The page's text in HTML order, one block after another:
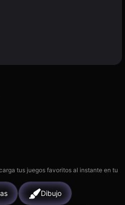
tus juegos favoritos al instante en tu
Dibujo